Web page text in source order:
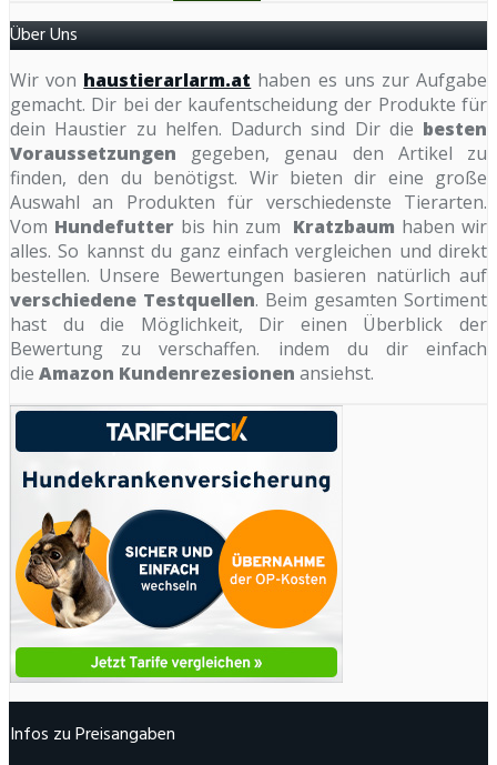
Über Uns
Wir von haustierarlarm.at haben es uns zur Aufgabe
gemacht. Dir bei der kaufentscheidung der Produkte für
dein Haustier zu helfen. Dadurch sind Dir die besten
Voraussetzungen gegeben, genau den Artikel zu
finden, den du benötigst. Wir bieten dir eine große
Auswahl an Produkten für verschiedenste Tierarten.
Vom Hundefutter bis hin zum Kratzbaum haben wir
alles. So kannst du ganz einfach vergleichen und direkt
bestellen. Unsere Bewertungen basieren natürlich auf
verschiedene Testquellen. Beim gesamten Sortiment
hast du die Möglichkeit, Dir einen Überblick der
Bewertung zu verschaffen. indem du dir einfach
die Amazon Kundenrezesionen ansiehst.
Infos zu Preisangaben